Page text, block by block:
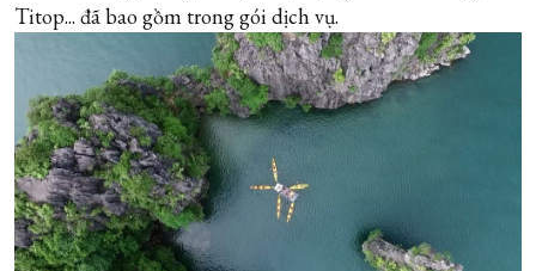
Titop... đã bao gồm trong gói dịch vụ.